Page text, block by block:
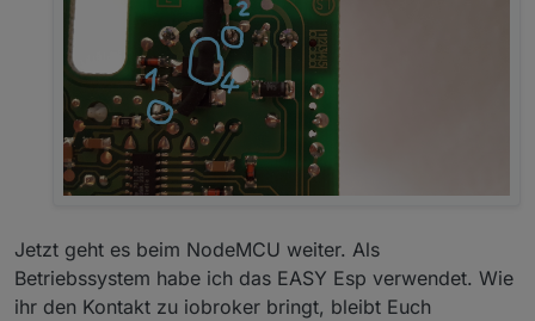
Jetzt geht es beim NodeMCU weiter. Als
Betriebssystem habe ich das EASY Esp verwendet. Wie
ihr den Kontakt zu iobroker bringt, bleibt Euch